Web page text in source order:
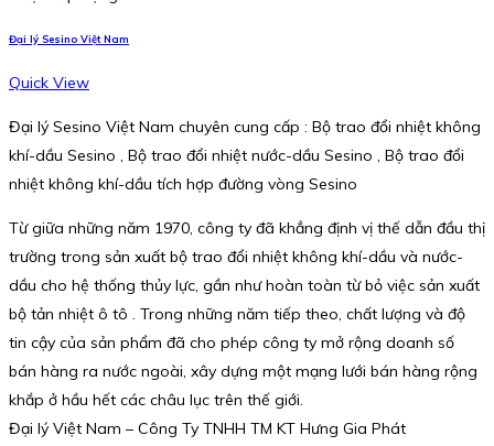
Đại lý Sesino Việt Nam
Quick View
Đại lý Sesino Việt Nam chuyên cung cấp : Bộ trao đổi nhiệt không
khí-dầu Sesino , Bộ trao đổi nhiệt nước-dầu Sesino , Bộ trao đổi
nhiệt không khí-dầu tích hợp đường vòng Sesino
Từ giữa những năm 1970, công ty đã khẳng định vị thế dẫn đầu thị
trường trong sản xuất bộ trao đổi nhiệt không khí-dầu và nước-
dầu cho hệ thống thủy lực, gần như hoàn toàn từ bỏ việc sản xuất
bộ tản nhiệt ô tô . Trong những năm tiếp theo, chất lượng và độ
tin cậy của sản phẩm đã cho phép công ty mở rộng doanh số
bán hàng ra nước ngoài, xây dựng một mạng lưới bán hàng rộng
khắp ở hầu hết các châu lục trên thế giới.
Đại lý Việt Nam – Công Ty TNHH TM KT Hưng Gia Phát